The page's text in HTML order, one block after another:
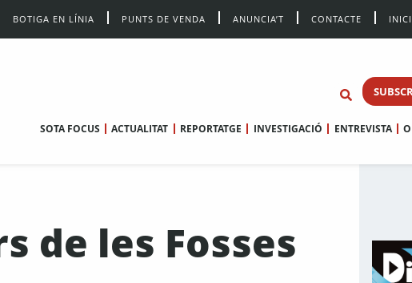
BOTIGA EN LÍNIA PUNTS DE VENDA ANUNCIA’T CONTACTE
SOTA FOCUS ACTUALITAT REPORTATGE INVESTIGACIÓ ENTREVISTA
de les Fosses